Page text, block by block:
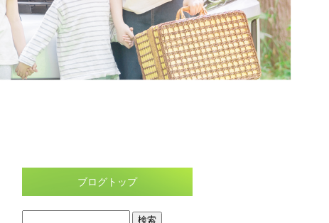
ブログトップ